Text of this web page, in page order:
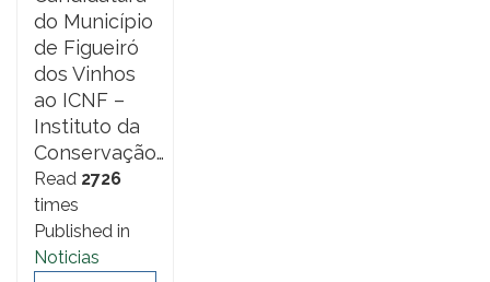
do Município
de Figueiró
dos Vinhos
ao ICNF –
Instituto da
Conservação…
Read 2726
times
Published in
Noticias